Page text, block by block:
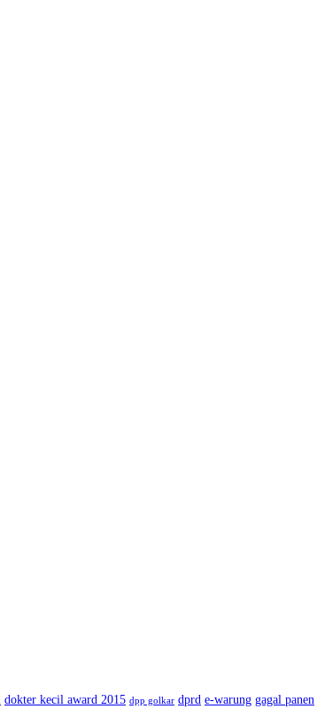
dokter kecil award 2015 dpp golkar dprd e-warung gagal panen